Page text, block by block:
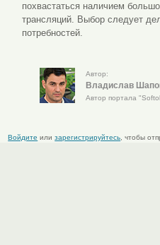
похвастаться наличием
трансляций. Выбор следует
потребностей.
Автор:
Владислав
Автор портала
Войдите илизарегистрируйтесь, чтобы